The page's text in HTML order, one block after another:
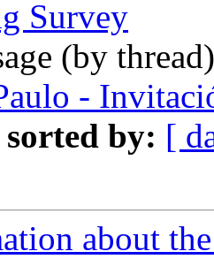
Survey
(by
-
sorted by: [
about